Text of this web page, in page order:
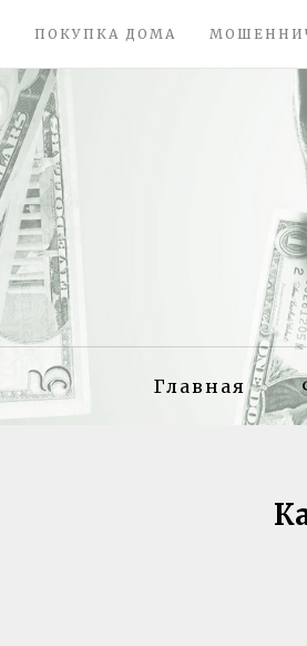
ПОКУПКА ДОМА
Главная